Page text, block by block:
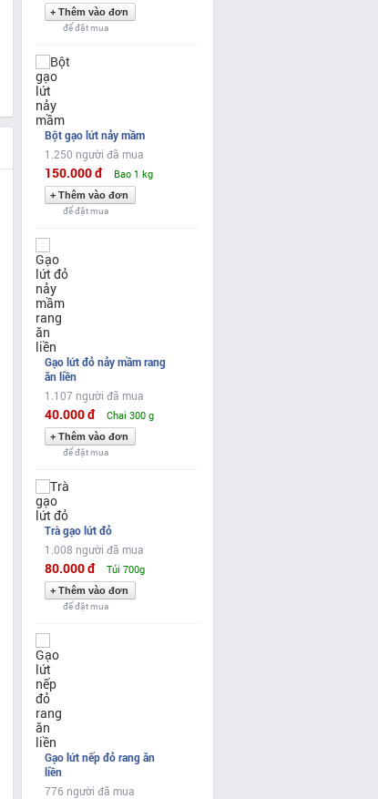
để đặt mua
Bột gạo lứt nảy mầm
1.250 người đã mua
150.000 đ Bao 1 kg
để đặt mua
Gạo lứt đỏ nảy mầm rang
ăn liền
1.107 người đã mua
40.000 đ Chai 300 g
để đặt mua
Trà gạo lứt đỏ
1.008 người đã mua
80.000 đ Túi 700g
để đặt mua
Gạo lứt nếp đỏ rang ăn
liền
776 người đã mua